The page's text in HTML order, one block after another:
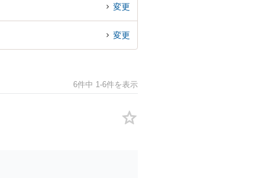
変更
変更
6件中 1-6件を表示